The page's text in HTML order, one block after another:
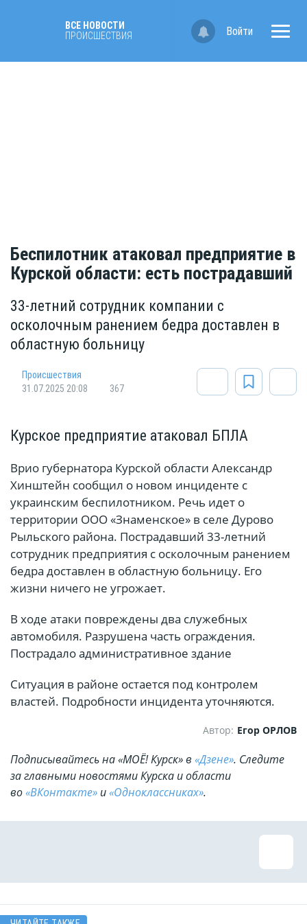
ВСЕ НОВОСТИ
ПРОИСШЕСТВИЯ
Войти
Беспилотник атаковал предприятие в
Курской области: есть пострадавший
33-летний сотрудник компании с
осколочным ранением бедра доставлен в
областную больницу
Происшествия
31.07.2025 20:08
367
Курское предприятие атаковал БПЛА
Врио губернатора Курской области Александр
Хинштейн сообщил о новом инциденте с
украинским беспилотником. Речь идет о
территории ООО «Знаменское» в селе Дурово
Рыльского района. Пострадавший 33-летний
сотрудник предприятия с осколочным ранением
бедра доставлен в областную больницу. Его
жизни ничего не угрожает.
В ходе атаки повреждены два служебных
автомобиля. Разрушена часть ограждения.
Пострадало административное здание
Ситуация в районе остается под контролем
властей. Подробности инцидента уточняются.
Автор: Егор ОРЛОВ
Подписывайтесь на «МОЁ! Курск» в «Дзене». Cледите
за главными новостями Курска и области
во«ВКонтакте» и«Одноклассниках».